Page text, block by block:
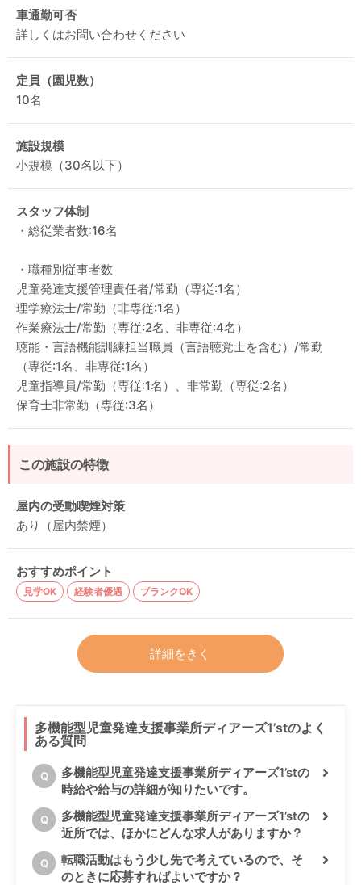
車通勤可否
詳しくはお問い合わせください
定員（園児数）
10名
施設規模
小規模（30名以下）
スタッフ体制
・総従業者数:16名
・職種別従事者数
児童発達支援管理責任者/常勤（専従:1名）
理学療法士/常勤（非専従:1名）
作業療法士/常勤（専従:2名、非専従:4名）
聴能・言語機能訓練担当職員（言語聴覚士を含む）/常勤
（専従:1名、非専従:1名）
児童指導員/常勤（専従:1名）、非常勤（専従:2名）
保育士非常勤（専従:3名）
この施設の特徴
屋内の受動喫煙対策
あり（屋内禁煙）
おすすめポイント
見学OK 経験者優遇 ブランクOK
詳細をきく
多機能型児童発達支援事業所ディアーズ1’stのよく
ある質問
Q
多機能型児童発達支援事業所ディアーズ1’stの
時給や給与の詳細が知りたいです。
Q
多機能型児童発達支援事業所ディアーズ1’stの
近所では、ほかにどんな求人がありますか？
Q
転職活動はもう少し先で考えているので、そ
のときに応募すればよいですか？